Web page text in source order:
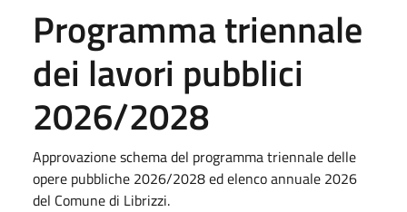
Programma triennale
dei lavori pubblici
2026/2028
Approvazione schema del programma triennale delle
opere pubbliche 2026/2028 ed elenco annuale 2026
del Comune di Librizzi.